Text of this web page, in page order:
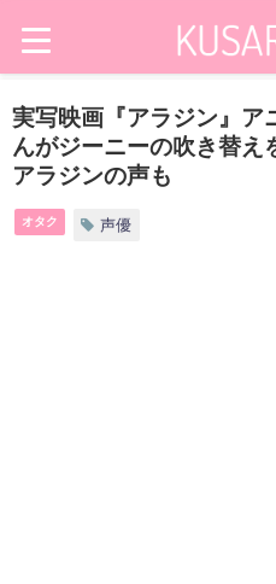
実写映画『アラジン』ア
んがジーニーの吹き替え
アラジンの声も
オタク 声優